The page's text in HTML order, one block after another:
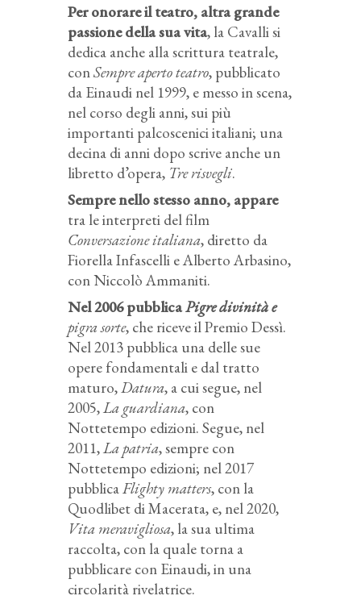
Per onorare il teatro, altra grande
passione della sua vita, la Cavalli si
dedica anche alla scrittura teatrale,
conSempre aperto teatro, pubblicato
da Einaudi nel 1999, e messo in scena,
nel corso degli anni, sui più
importanti palcoscenici italiani; una
decina di anni dopo scrive anche un
libretto d’opera, Tre risvegli.
Sempre nello stesso anno, appare
tra le interpreti del film
Conversazione italiana, diretto da
Fiorella Infascelli e Alberto Arbasino,
con Niccolò Ammaniti.
Nel 2006 pubblicaPigre divinità e
pigra sorte, che riceve il Premio Dessì.
Nel 2013 pubblica una delle sue
opere fondamentali e dal tratto
maturo,Datura, a cui segue, nel
2005,La guardiana, con
Nottetempo edizioni. Segue, nel
2011,La patria, sempre con
Nottetempo edizioni; nel 2017
pubblicaFlighty matters, con la
Quodlibet di Macerata, e, nel 2020,
Vita meravigliosa, la sua ultima
raccolta, con la quale torna a
pubblicare con Einaudi, in una
circolarità rivelatrice.